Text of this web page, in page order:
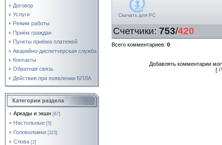
Договор
Услуги
Режим работы
Приём граждан
Пункты приёма платежей
Аварийно-диспетчерская служба
Контакты
Обратная связь
Действия при появлении БПЛА
Категории раздела
Аркады и экшн [67]
Настольные [5]
Головоломки [115]
Слова [2]
Скачать для PC
Счетчики: 753/420
Всего комментариев: 0
Добавлять комментарии
[